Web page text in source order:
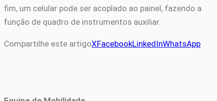
fim, um celular pode ser acoplado ao painel, fazendo a
função de quadro de instrumentos auxiliar.
Compartilhe este artigoXFacebookLinkedInWhatsApp